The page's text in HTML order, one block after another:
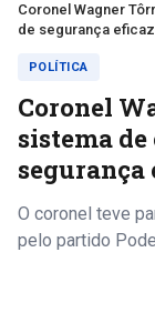
Coronel Wagner
de segurança
POLÍTICA
Coronel
sistema
segurança
O coronel teve
pelo partido